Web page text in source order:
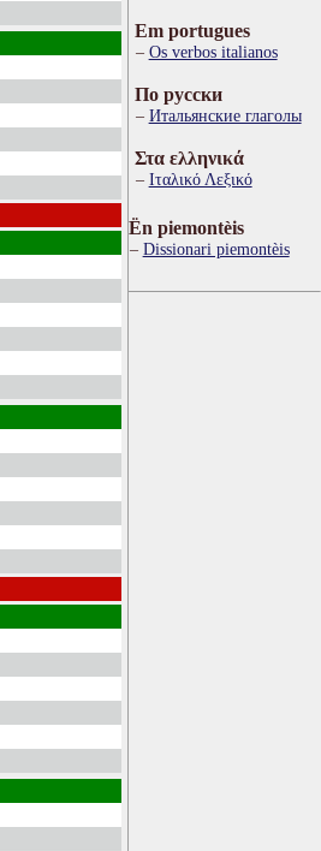
Em portugues
Os verbos italianos
По русски
Итальянские глаголы
Στα ελληνικά
Ιταλικό Λεξικό
Ën piemontèis
Dissionari piemontèis